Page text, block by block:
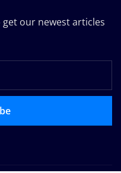
our newest articles